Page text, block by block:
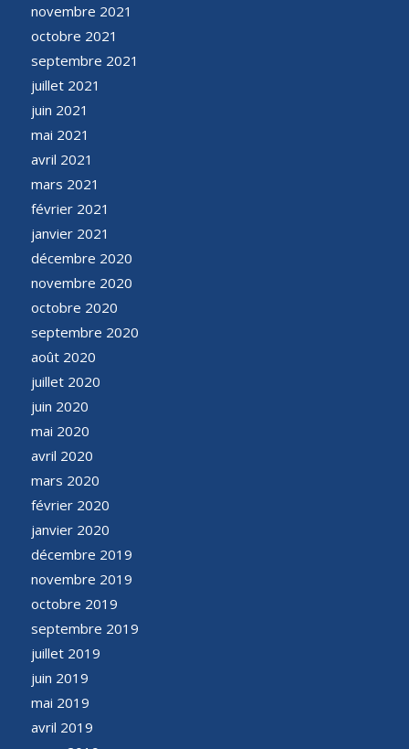
novembre 2021
octobre 2021
septembre 2021
juillet 2021
juin 2021
mai 2021
avril 2021
mars 2021
février 2021
janvier 2021
décembre 2020
novembre 2020
octobre 2020
septembre 2020
août 2020
juillet 2020
juin 2020
mai 2020
avril 2020
mars 2020
février 2020
janvier 2020
décembre 2019
novembre 2019
octobre 2019
septembre 2019
juillet 2019
juin 2019
mai 2019
avril 2019